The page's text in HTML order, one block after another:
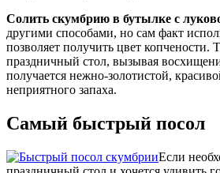
Солить скумбрию в бутылке с
другими способами, но сам факт
позволяет получить цвет копчености.
праздничный стол, вызывая
получается нежно-золотистой,
неприятного запаха.
Самый быстрый посол
Если